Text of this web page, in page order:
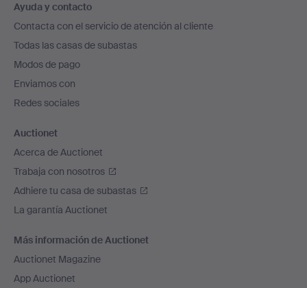
en
el
pie
de
página
Ayuda y contacto
Contacta con el servicio de atención al cliente
Todas las casas de subastas
Modos de pago
Enviamos con
Redes sociales
Auctionet
Acerca de Auctionet
Trabaja con nosotros
Adhiere tu casa de subastas
La garantía Auctionet
Más información de Auctionet
Auctionet Magazine
App Auctionet